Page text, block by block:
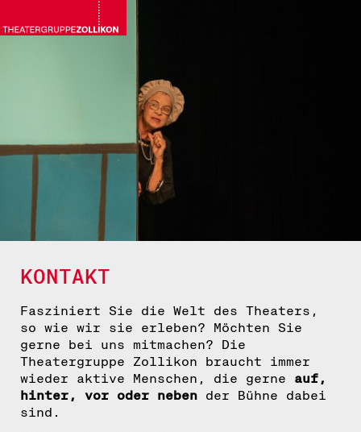
KONTAKT
Fasziniert Sie die Welt des Theaters,
so wie wir sie erleben? Möchten Sie
gerne bei uns mitmachen? Die
Theatergruppe Zollikon braucht immer
wieder aktive Menschen, die gerne auf,
hinter, vor oder neben der Bühne dabei
sind.